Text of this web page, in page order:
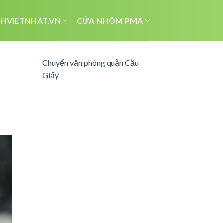
CỬA NHÔM PMA
Chuyển văn phòng quận Cầu
Giấy